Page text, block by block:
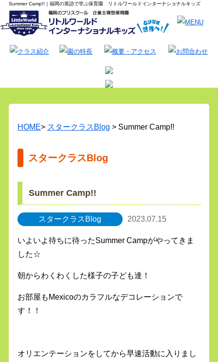
Summer Camp!!｜福岡の英語で学ぶ保育園 リトルワールドインターナショナルキッズ
HOME> スタークラスBlog > Summer Camp!!
スタークラスBlog
Summer Camp!!
スタークラスBlog 2023.07.15
いよいよ待ちに待ったSummer Campがやってきま
した☆
朝からわくわくした様子の子ども達！
お部屋もMexicoのカラフルなデコレーションで
す！！
オリエンテーションをしてから早速活動に入りまし